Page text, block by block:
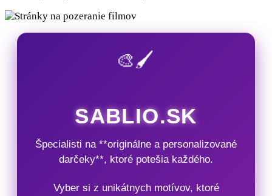
🎨🖌️
SABLIO.SK
Špecialisti na **originálne a personalizované
darčeky**, ktoré potešia každého.
Vyber si z unikátnych motívov, ktoré